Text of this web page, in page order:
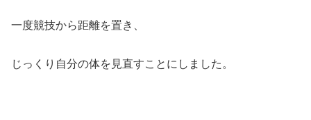
一度競技から距離を置き、
じっくり自分の体を見直すことにしました。